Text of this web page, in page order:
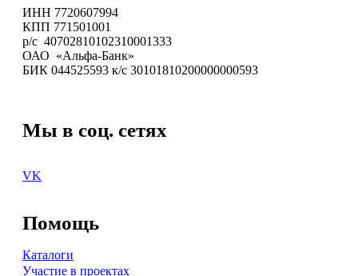
ИНН 7720607994
КПП 771501001
р/с 40702810102310001333
ОАО «Альфа-Банк»
БИК 044525593 к/с 30101810200000000593
Мы в соц. сетях
VK
Помощь
Каталоги
Участие в проектах